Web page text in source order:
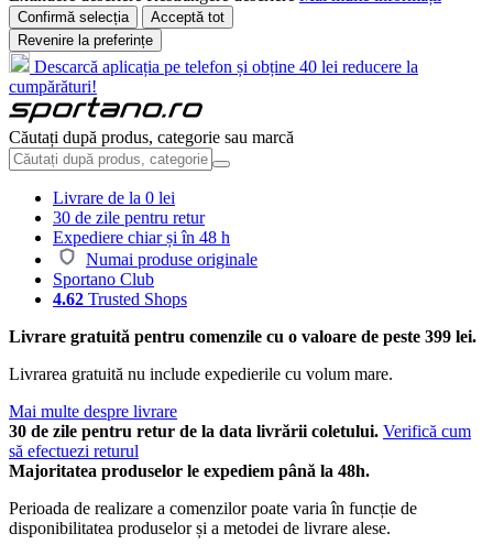
Confirmă selecția
Acceptă tot
Revenire la preferințe
Descarcă aplicația pe telefon și obține 40 lei reducere la
cumpărături!
Căutați după produs, categorie sau marcă
Livrare de la 0 lei
30 de zile pentru retur
Expediere chiar și în 48 h
Numai produse originale
Sportano Club
4.62 Trusted Shops
Livrare gratuită pentru comenzile cu o valoare de peste 399 lei.
Livrarea gratuită nu include expedierile cu volum mare.
Mai multe despre livrare
30 de zile pentru retur de la data livrării coletului. Verifică cum
să efectuezi returul
Majoritatea produselor le expediem până la 48h.
Perioada de realizare a comenzilor poate varia în funcție de
disponibilitatea produselor și a metodei de livrare alese.